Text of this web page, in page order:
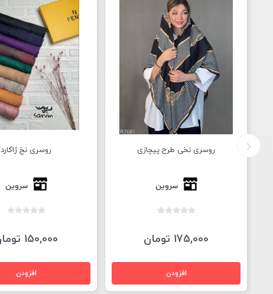
روسری نخی طرح پیچازی
سروین
175,000 تومان
روسری نخ ژاکارد
سروین
150,000 تومان